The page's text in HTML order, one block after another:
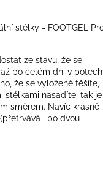
je 5 z 5 hvězdiček.
ze stavu, že se
po celém dni v botech
že se vyloženě těšíte,
stélkami nasadíte, tak je
směrem. Navíc krásně
i po dvou